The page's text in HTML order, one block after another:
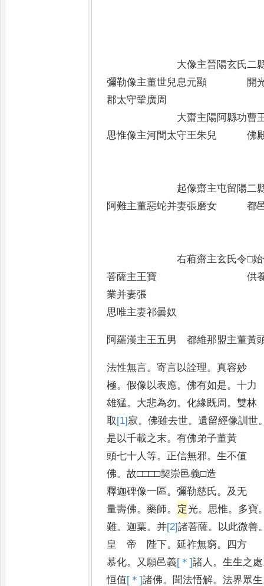
大像主晉陽玄氏二縣
彌勒像主董世兒息元顯 開光
郡太守鞏廣周
大齋主陽阿縣功曹王
思惟像主河間太守王朱兒 佛殿
起像齋主屯留陽二
阿難主董惡蛇并妻張磨女 都邑
右葙齋主玄氏令
菩薩主王寶 供養主常
業并妻張
思唯主妻祁曇奴
阿羅漢主王五男 都維那盟主董黃
法性無言。寄言以詮理。真容妙
極。假像以表應。佛有如是。十力
雄猛。 大悲為勿。化緣既周 。雙林
取[1]寂。佛雖去世。遺留經像訓世
是以千載之末。有佛弟子董黃
頭七十人等。 正信無邪。生不值
佛。故□□□□契崇邑義□造
釋迦碑像一區。彌勒慈氏。
及无
量壽佛。藥師。 定光。 思惟。 多寶
難。迦葉。 并[2]諸菩薩。 以此微善
皇 帝 陛下。延祚無窮。
四方
慕化。 又願邑義[＊]諸 人 。生生之處
恒值[＊]諸佛。 聞法悟解。法界眾生